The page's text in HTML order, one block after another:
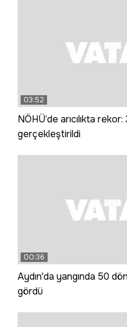
03:52
NÖHÜ’de arıcılıkta
gerçekleştirildi
00:36
Aydın'da yangında 50
gördü